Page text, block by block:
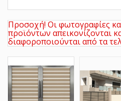
Προσοχή! Οι φωτογραφίες
προϊόντων απεικονίζονται
διαφοροποιούνται από τα